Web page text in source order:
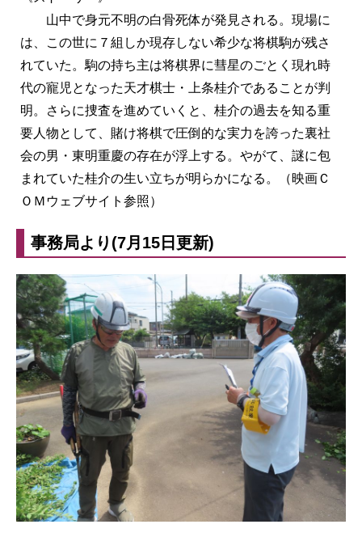
山中で身元不明の白骨死体が発見される。現場に
は、この世に７組しか現存しない希少な将棋駒が残さ
れていた。駒の持ち主は将棋界に彗星のごとく現れ時
代の寵児となった天才棋士・上条桂介であることが判
明。さらに捜査を進めていくと、桂介の過去を知る重
要人物として、賭け将棋で圧倒的な実力を誇った裏社
会の男・東明重慶の存在が浮上する。やがて、謎に包
まれていた桂介の生い立ちが明らかになる。（映画Ｃ
ＯＭウェブサイト参照）
事務局より(7月15日更新)